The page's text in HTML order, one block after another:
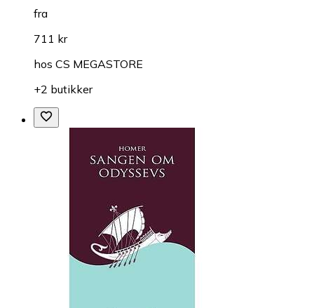
fra
711 kr
hos CS MEGASTORE
+2 butikker